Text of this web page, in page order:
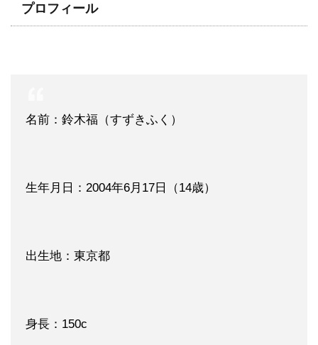
プロフィール
名前：鈴木福（すずきふく）
生年月日：2004年6月17日（14歳）
出生地：東京都
身長：150c